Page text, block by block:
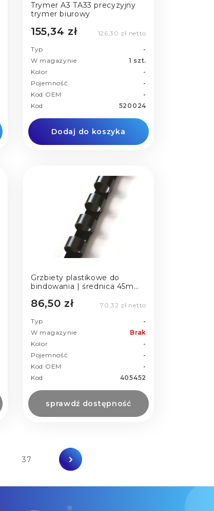
Trymer A3 TA33 precyzyjny
trymer biurowy
155,34 zł 126,30 zł netto
Typ
-
W magazynie
1 szt.
Kolor
-
Pojemność
-
Kod OEM
-
Kod
520024
Dodaj do koszyka
Grzbiety plastikowe do
bindowania | średnica 45mm
86,50 zł 70,32 zł netto
Typ
-
W magazynie
Brak
Kolor
-
Pojemność
-
Kod OEM
-
Kod
405452
sprawdź dostępność
37